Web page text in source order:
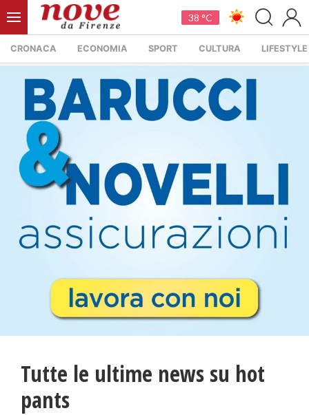
38 °C
CRONACA ECONOMIA SPORT CULTURA LIFESTYLE
Tutte le ultime news su hot
pants